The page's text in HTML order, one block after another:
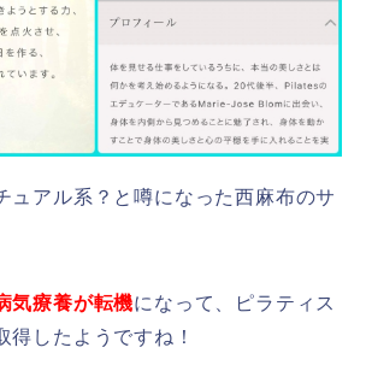
ュアル系？と噂になった西麻布のサ
気療養が転機になって、ピラティス
得したようですね！